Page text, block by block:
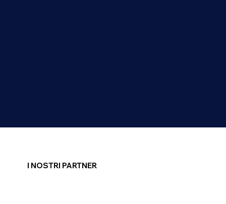
I NOSTRI PARTNER